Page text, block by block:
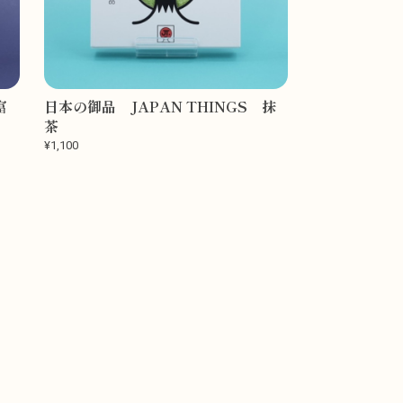
日本の御品 JAPAN THINGS 抹
茶
¥1,100